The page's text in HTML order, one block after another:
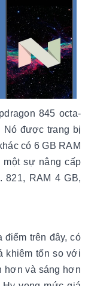
845 octa-
Nó được trang bị
có 6 GB RAM
một sự nâng cấp
821, RAM 4 GB,
điểm trên đây, có
khiêm tốn so với
hơn và sáng hơn